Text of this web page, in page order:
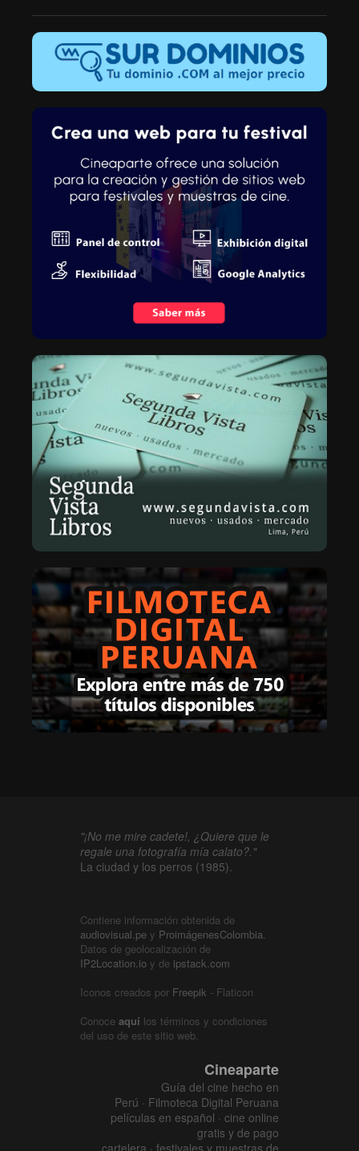
"¡No me mire cadete!, ¿Quiere que le
regale una fotografía mía calato?."
La ciudad y los perros (1985).
Contiene información obtenida de
audiovisual.pe y ProimágenesColombia.
Datos de geolocalización de
IP2Location.io y de ipstack.com
Iconos creados por Freepik - Flaticon
Conoce aquí los términos y condiciones
del uso de este sitio web.
Cineaparte
Guía del cine hecho en
Perú · Filmoteca Digital Peruana
películas en español · cine online
gratis y de pago